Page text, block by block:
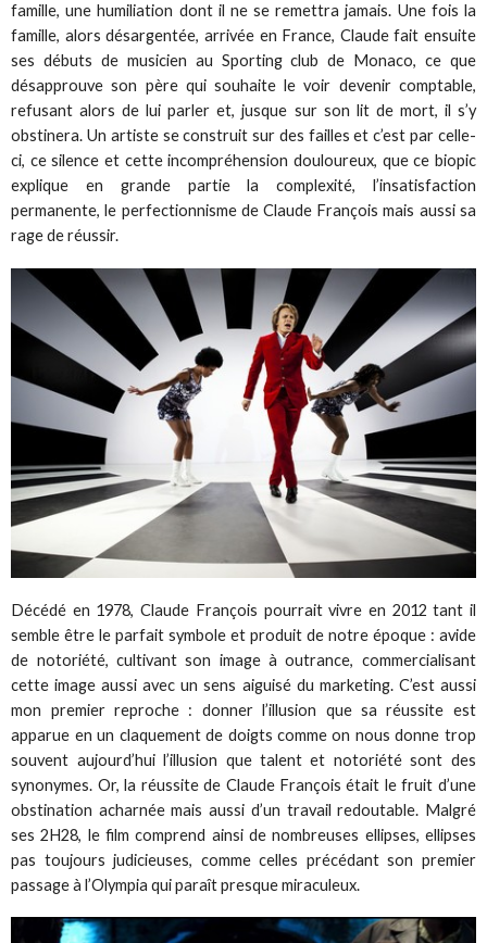
famille, une humiliation dont il ne se remettra jamais. Une fois la
famille, alors désargentée, arrivée en France, Claude fait ensuite
ses débuts de musicien au Sporting club de Monaco, ce que
désapprouve son père qui souhaite le voir devenir comptable,
refusant alors de lui parler et, jusque sur son lit de mort, il s’y
obstinera. Un artiste se construit sur des failles et c’est par celle-
ci, ce silence et cette incompréhension douloureux, que ce biopic
explique en grande partie la complexité, l’insatisfaction
permanente, le perfectionnisme de Claude François mais aussi sa
rage de réussir.
Décédé en 1978, Claude François pourrait vivre en 2012 tant il
semble être le parfait symbole et produit de notre époque : avide
de notoriété, cultivant son image à outrance, commercialisant
cette image aussi avec un sens aiguisé du marketing. C’est aussi
mon premier reproche : donner l’illusion que sa réussite est
apparue en un claquement de doigts comme on nous donne trop
souvent aujourd’hui l’illusion que talent et notoriété sont des
synonymes. Or, la réussite de Claude François était le fruit d’une
obstination acharnée mais aussi d’un travail redoutable. Malgré
ses 2H28, le film comprend ainsi de nombreuses ellipses, ellipses
pas toujours judicieuses, comme celles précédant son premier
passage à l’Olympia qui paraît presque miraculeux.